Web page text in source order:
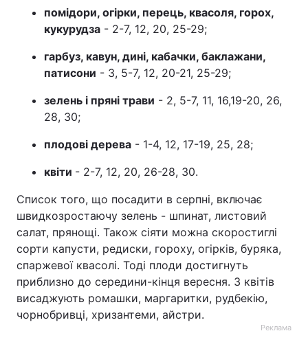
помідори, огірки, перець, квасоля, горох,
кукурудза - 2-7, 12, 20, 25-29;
гарбуз, кавун, дині, кабачки, баклажани,
патисони - 3, 5-7, 12, 20-21, 25-29;
зелень і пряні трави - 2, 5-7, 11, 16,19-20, 26,
28, 30;
плодові дерева - 1-4, 12, 17-19, 25, 28;
квіти - 2-7, 12, 20, 26-28, 30.
Список того, що посадити в серпні, включає
швидкозростаючу зелень - шпинат, листовий
салат, прянощі. Також сіяти можна скоростиглі
сорти капусти, редиски, гороху, огірків, буряка,
спаржевої квасолі. Тоді плоди достигнуть
приблизно до середини-кінця вересня. З квітів
висаджують ромашки, маргаритки, рудбекію,
чорнобривці, хризантеми, айстри.
Реклама